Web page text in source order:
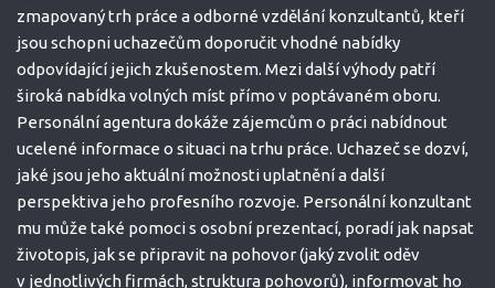
zmapovaný trh práce a odborné vzdělání konzultantů, kteří
jsou schopni uchazečům doporučit vhodné nabídky
odpovídající jejich zkušenostem. Mezi další výhody patří
široká nabídka volných míst přímo v poptávaném oboru.
Personální agentura dokáže zájemcům o práci nabídnout
ucelené informace o situaci na trhu práce. Uchazeč se dozví,
jaké jsou jeho aktuální možnosti uplatnění a další
perspektiva jeho profesního rozvoje. Personální konzultant
mu může také pomoci s osobní prezentací, poradí jak napsat
životopis, jak se připravit na pohovor (jaký zvolit oděv
v jednotlivých firmách, struktura pohovorů), informovat ho